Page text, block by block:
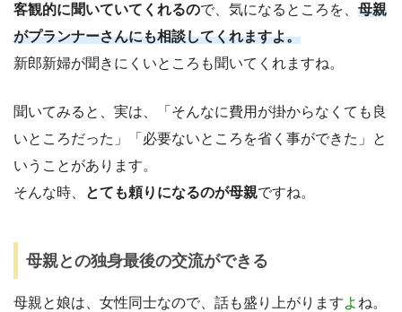
客観的に聞いていてくれるので、気になるところを、 母親
がプランナーさんにも相談してくれますよ。
新郎新婦が聞きにくいところも聞いてくれますね。
聞いてみると、実は、「そんなに費用が掛からなくても良
いところだった」「必要ないところを省く事ができた」と
いうことがあります。
そんな時、
とても頼りになるのが母親ですね。
母親との独身最後の交流ができる
母親と娘は、女性同士なので、話も盛り上がりますよ ね。